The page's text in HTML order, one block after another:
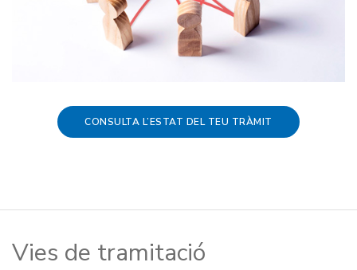
CONSULTA L’ESTAT DEL TEU TRÀMIT
Vies de tramitació